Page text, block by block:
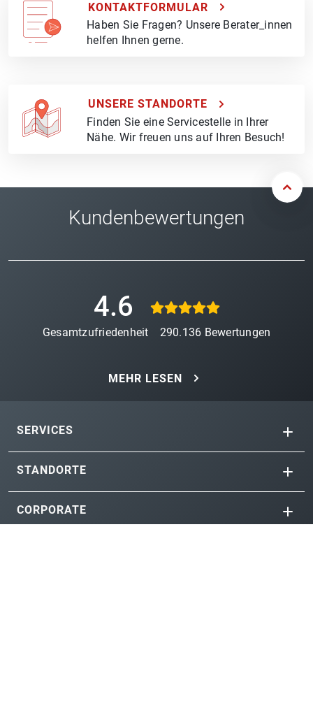
KONTAKTFORMULAR
Haben Sie Fragen? Unsere Berater_innen
helfen Ihnen gerne.
UNSERE STANDORTE
Finden Sie eine Servicestelle in Ihrer
Nähe. Wir freuen uns auf Ihren Besuch!
Kundenbewertungen
4.6
Gesamtzufriedenheit 290.136 Bewertungen
MEHR LESEN
SERVICES
STANDORTE
CORPORATE